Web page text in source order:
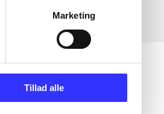
Marketing
Tillad alle